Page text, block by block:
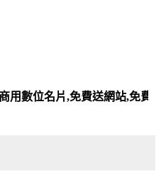
名片,免費送網站,免費送平台